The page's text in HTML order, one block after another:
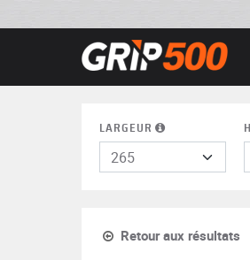
LARGEUR
Retour aux résultats